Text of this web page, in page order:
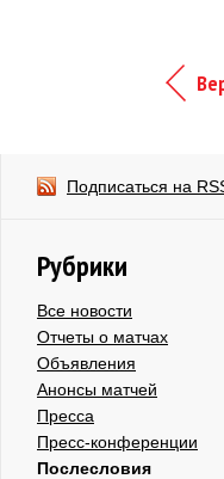
Подписаться на
Рубрики
Все новости
Отчеты о матчах
Объявления
Анонсы матчей
Пресса
Пресс-конференции
Послесловия